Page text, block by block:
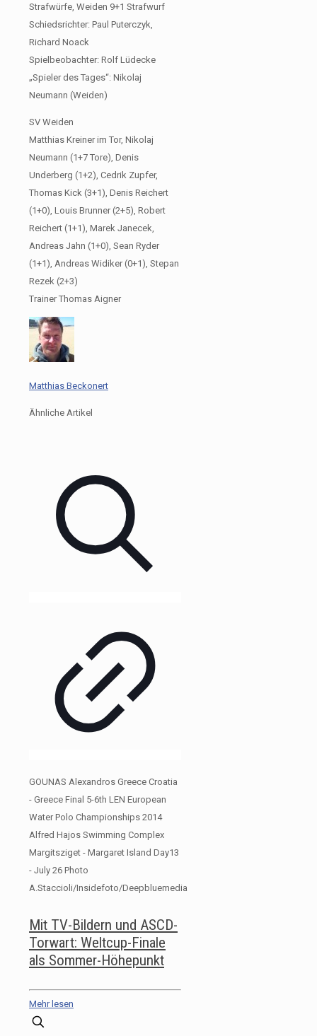
Strafwürfe, Weiden 9+1 Strafwurf
Schiedsrichter: Paul Puterczyk,
Richard Noack
Spielbeobachter: Rolf Lüdecke
„Spieler des Tages“: Nikolaj
Neumann (Weiden)
SV Weiden
Matthias Kreiner im Tor, Nikolaj
Neumann (1+7 Tore), Denis
Underberg (1+2), Cedrik Zupfer,
Thomas Kick (3+1), Denis Reichert
(1+0), Louis Brunner (2+5), Robert
Reichert (1+1), Marek Janecek,
Andreas Jahn (1+0), Sean Ryder
(1+1), Andreas Widiker (0+1), Stepan
Rezek (2+3)
Trainer Thomas Aigner
Matthias Beckonert
Ähnliche Artikel
GOUNAS Alexandros Greece Croatia
- Greece Final 5-6th LEN European
Water Polo Championships 2014
Alfred Hajos Swimming Complex
Margitsziget - Margaret Island Day13
- July 26 Photo
A.Staccioli/Insidefoto/Deepbluemedia
Mit TV-Bildern und ASCD-
Torwart: Weltcup-Finale
als Sommer-Höhepunkt
Mehr lesen